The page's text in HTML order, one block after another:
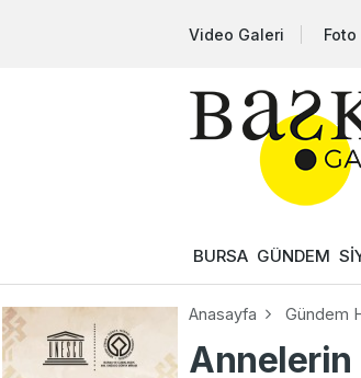
Video Galeri
BURSA GÜNDEM
Anasayfa Gündem
Annelerin